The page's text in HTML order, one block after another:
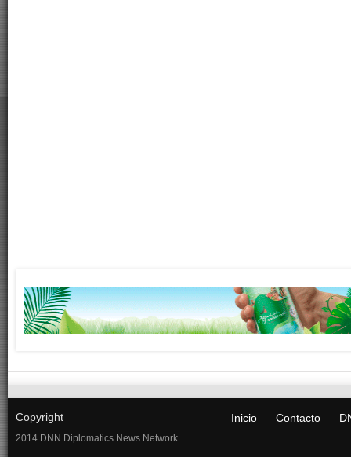
Copyright
2014 DNN Diplomatics News Network
Inicio Contacto